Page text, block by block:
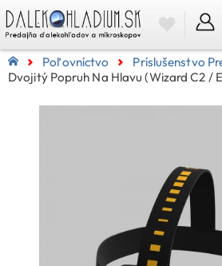
Poľovníctvo Príslušenstvo
Dvojitý Popruh Na Hlavu (Wizard C2 /